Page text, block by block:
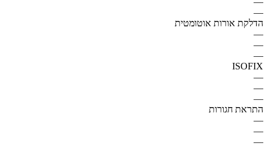
—
הדלקת אורות אוטומטית
—
—
—
ISOFIX
—
—
—
התראת חגורות
—
—
—